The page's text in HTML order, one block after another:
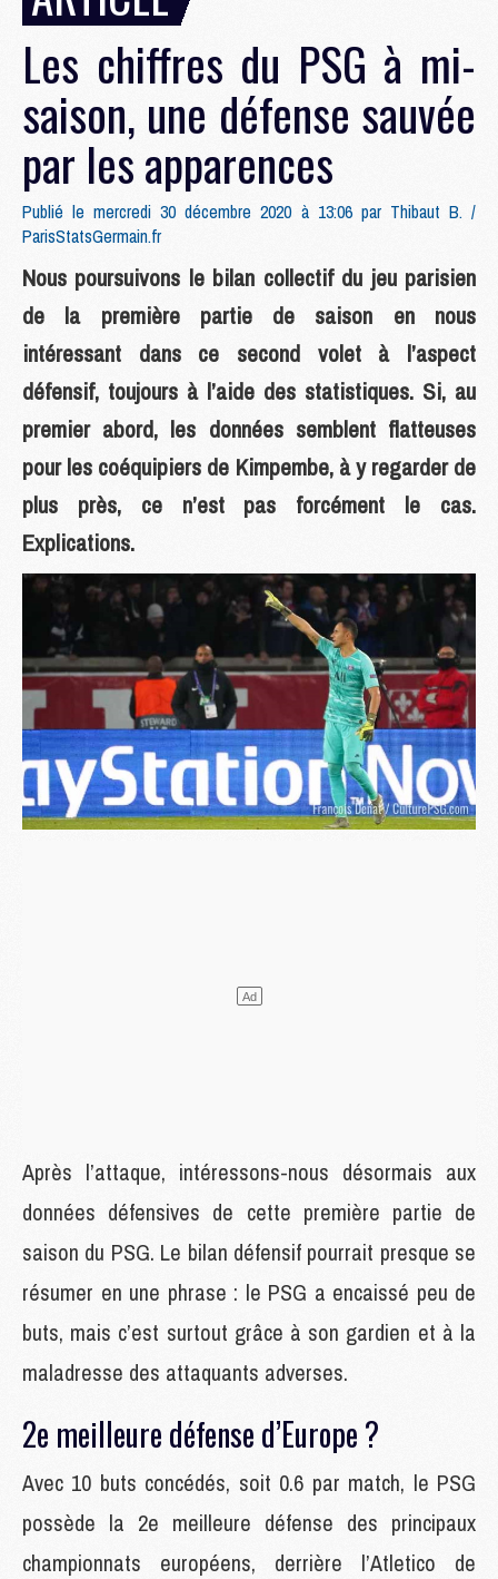
Les chiffres du PSG à mi-
saison, une défense sauvée
par les apparences
Publié le mercredi 30 décembre 2020 à 13:06 par Thibaut B. /
ParisStatsGermain.fr
Nous poursuivons le bilan collectif du jeu parisien
de la première partie de saison en nous
intéressant dans ce second volet à l’aspect
défensif, toujours à l’aide des statistiques. Si, au
premier abord, les données semblent flatteuses
pour les coéquipiers de Kimpembe, à y regarder de
plus près, ce n’est pas forcément le cas.
Explications.
Après l’attaque, intéressons-nous désormais aux
données défensives de cette première partie de
saison du PSG. Le bilan défensif pourrait presque se
résumer en une phrase : le PSG a encaissé peu de
buts, mais c’est surtout grâce à son gardien et à la
maladresse des attaquants adverses.
2e meilleure défense d’Europe ?
Avec 10 buts concédés, soit 0.6 par match, le PSG
possède la 2e meilleure défense des principaux
championnats européens, derrière l’Atletico de